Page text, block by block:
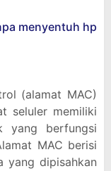
(alamat MAC)
seluler memiliki
yang berfungsi
MAC berisi
yang dipisahkan